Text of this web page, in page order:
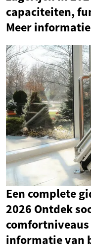
capaciteiten,
Meer
Een complete
2026 Ontdek
comfortniveaus
informatie van